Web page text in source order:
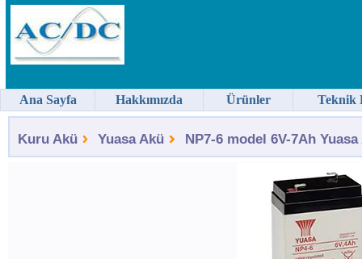
Kuru Akü Yuasa Akü NP7-6 model 6V-7Ah Yuasa
Ana Sayfa Hakkımızda Ürünler Teknik